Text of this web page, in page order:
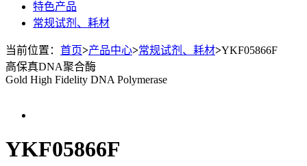
特色产品
常规试剂、耗材
当前位置： 首页>产品中心>常规试剂、耗材>YKF05866F
高保真DNA聚合酶
Gold High Fidelity DNA Polymerase
YKF05866F